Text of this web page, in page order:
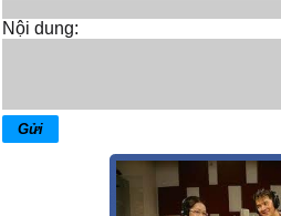
Nội dung: